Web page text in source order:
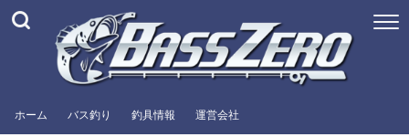
ホーム バス釣り 釣具情報 運営会社